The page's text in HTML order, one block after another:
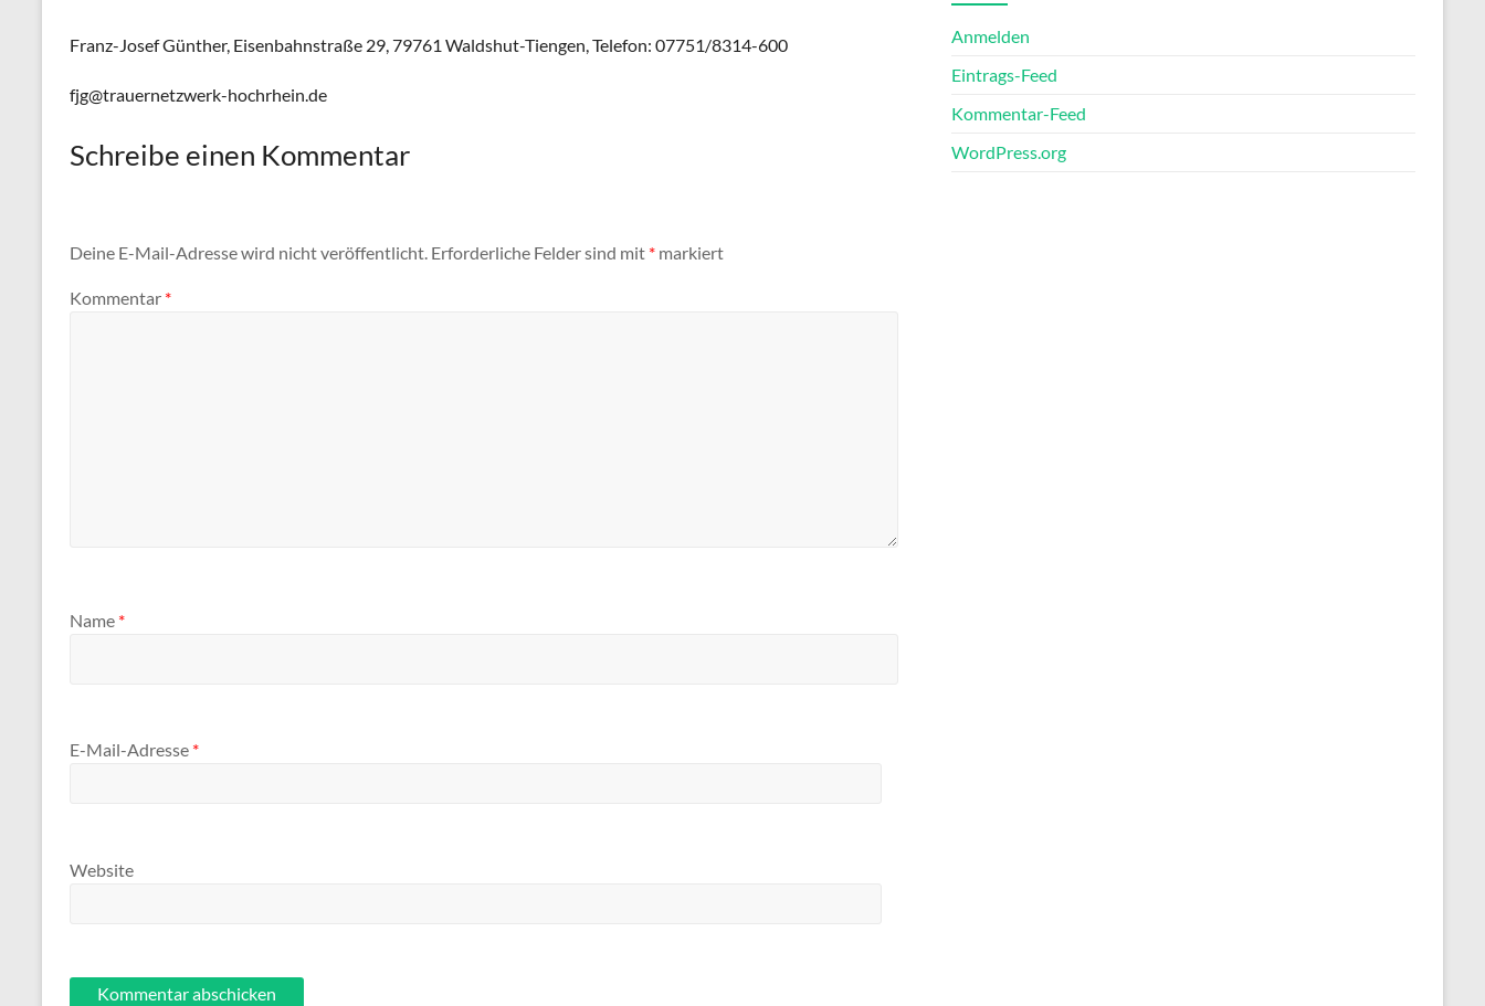
Franz-Josef Günther, Eisenbahnstraße 29, 79761 Waldshut-Tiengen, Telefon: 07751/8314-600
fjg@trauernetzwerk-hochrhein.de
Schreibe einen Kommentar
Deine E-Mail-Adresse wird nicht veröffentlicht. Erforderliche Felder sind mit * markiert
Kommentar *
Name *
E-Mail-Adresse *
Website
Anmelden
Eintrags-Feed
Kommentar-Feed
WordPress.org